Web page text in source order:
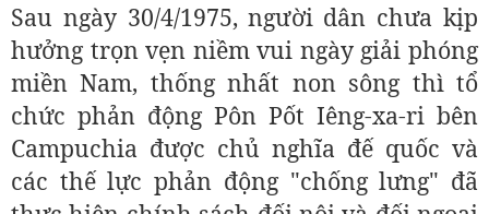
Sau ngày 30/4/1975, người dân chưa kịp
hưởng trọn vẹn niềm vui ngày giải phóng
miền Nam, thống nhất non sông thì tổ
chức phản động Pôn Pốt Iêng-xa-ri bên
Campuchia được chủ nghĩa đế quốc và
các thế lực phản động "chống lưng" đã